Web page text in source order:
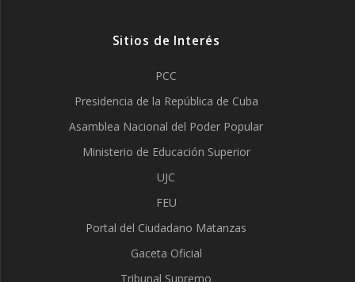
Sitios de Interés
PCC
Presidencia de la República de Cuba
Asamblea Nacional del Poder Popular
Ministerio de Educación Superior
UJC
FEU
Portal del Ciudadano Matanzas
Gaceta Oficial
Tribunal Supremo